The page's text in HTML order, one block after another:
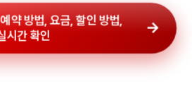
약 방법, 요금, 할인 방법,
시간 확인